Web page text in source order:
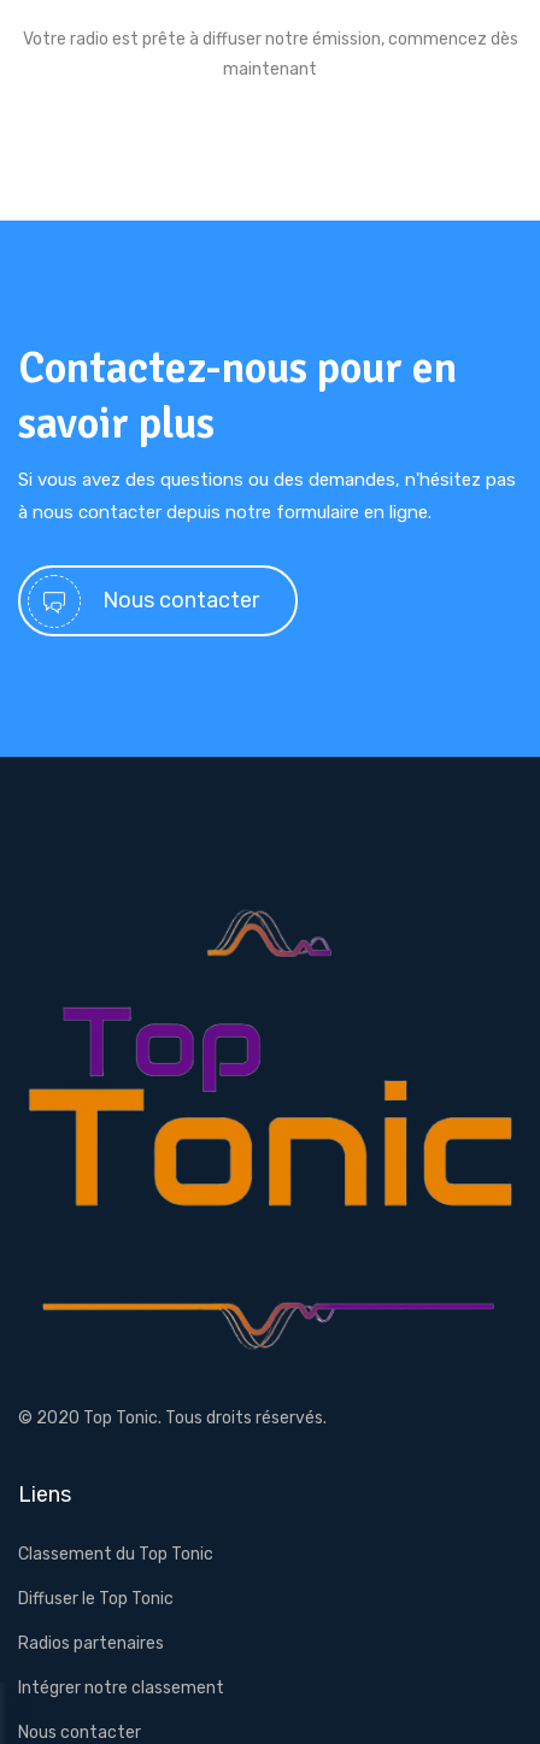
Votre radio est prête à diffuser notre émission, commencez dès
maintenant
Contactez-nous pour en
savoir plus
Si vous avez des questions ou des demandes, n'hésitez pas
à nous contacter depuis notre formulaire en ligne.
Nous contacter
© 2020 Top Tonic. Tous droits réservés.
Liens
Classement du Top Tonic
Diffuser le Top Tonic
Radios partenaires
Intégrer notre classement
Nous contacter